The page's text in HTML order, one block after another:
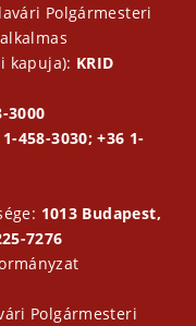
Polgármesteri
kapuja): KRID
3000
458-3030; +36 1-
1013 Budapest,
7276
Polgármesteri